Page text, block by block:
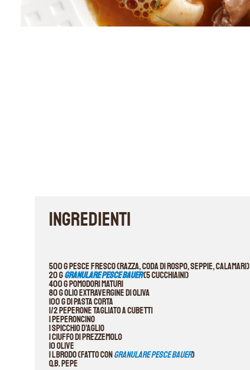
INGREDIENTI
500 g pesce fresco (razza, coda di rospo, seppie, calamari)
20 gGranulare Pesce Bauer(5 cucchiaini)
400 g pomodori maturi
80 g olio extravergine di oliva
100 g di pasta corta
1/2 peperone tagliato a cubetti
1 peperoncino
1 spicchio d’aglio
1 ciuffo di prezzemolo
10 olive
1 l brodo (fatto conGranulare Pesce Bauer)
q.b. pepe